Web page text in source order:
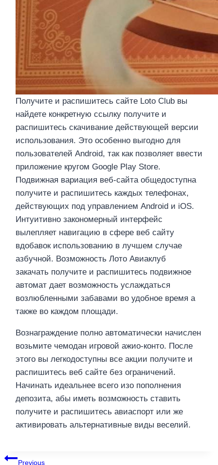
Получите и распишитесь сайте Loto Club вы
найдете конкретную ссылку получите и
распишитесь скачивание действующей версии
использования. Это особенно выгодно для
пользователей Android, так как позволяет ввести
приложение кругом Google Play Store.
Подвижная вариация веб-сайта общедоступна
получите и распишитесь каждых телефонах,
действующих под управлением Android и iOS.
Интуитивно закономерный интерфейс
вылепляет навигацию в сфере веб сайту
вдобавок использованию в лучшем случае
азбучной. Возможность Лото Авиаклуб
закачать получите и распишитесь подвижное
автомат дает возможность услаждаться
возлюбленными забавами во удобное время а
также во каждом площади.
Вознаграждение полно автоматически начислен
возьмите чемодан игровой ажио-конто. После
этого вы легкодоступны все акции получите и
распишитесь веб сайте без ограничений.
Начинать идеальнее всего изо пополнения
депозита, абы иметь возможность ставить
получите и распишитесь авиаспорт или же
активировать альтернативные виды веселий.
แนะแนว
Previous